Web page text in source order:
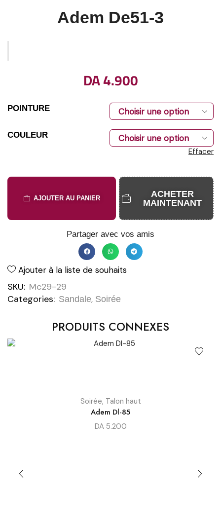
Adem De51-3
DA4.900
POINTURE
COULEUR
Effacer
AJOUTER AU PANIER
ACHETER
MAINTENANT
Partager avec vos amis
Ajouter à la liste de souhaits
SKU: Mc29-29
Categories: Sandale, Soirée
PRODUITS CONNEXES
Soirée, Talon haut
Adem Dl-85
DA5.200